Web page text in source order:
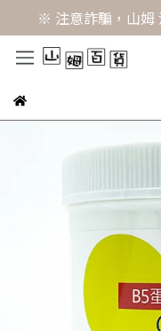
※ 注意詐騙，山姆